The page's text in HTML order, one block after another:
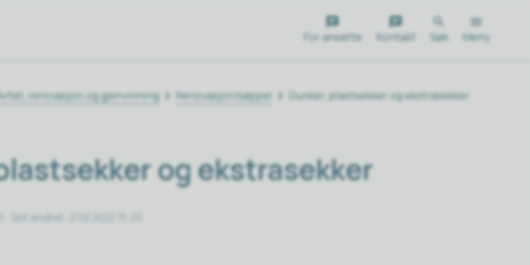
For ansatte Kontakt Søk Meny
renovasjon og gjenvinning Renovasjon/søppel Dunker, plastsekker og ekstrasekker
og ekstrasekker
Sist endret